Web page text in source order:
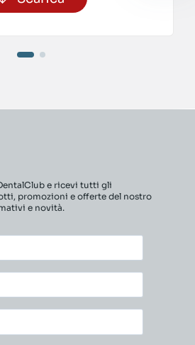
e ricevi tutti gli
promozioni e offerte del nostro
e novità.